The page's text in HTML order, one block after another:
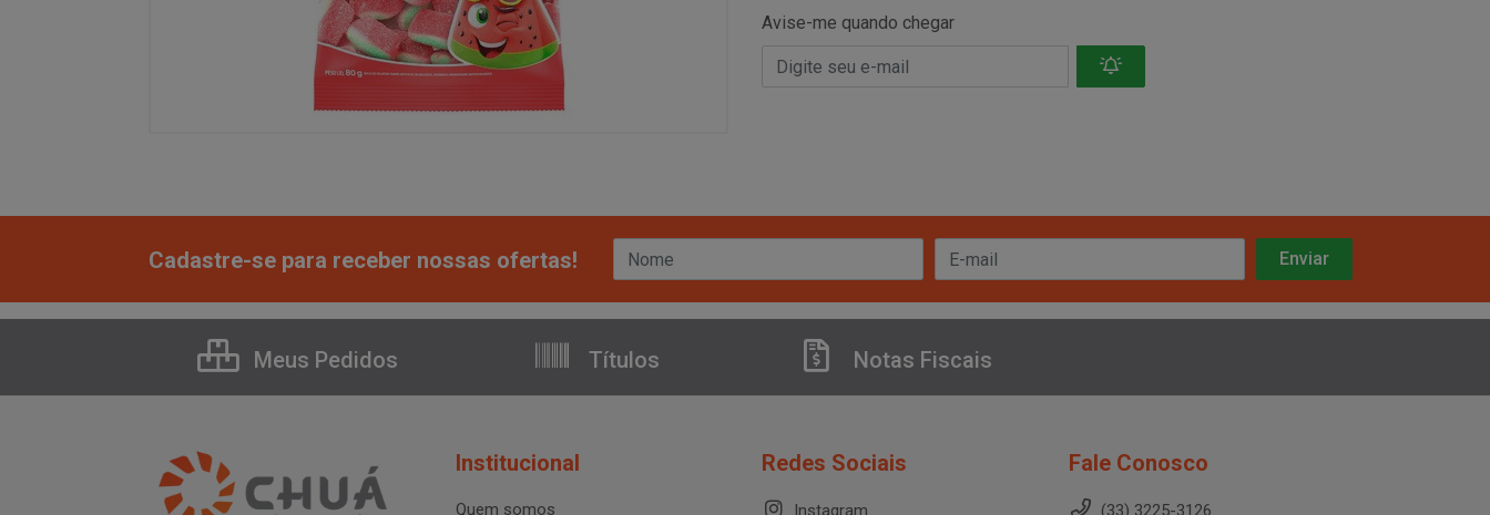
Avise-me quando chegar
Cadastre-se para receber nossas ofertas!
Meus Pedidos Títulos Notas Fiscais
Institucional
Quem somos
Redes Sociais
Instagram
Fale Conosco
(33) 3225-3126